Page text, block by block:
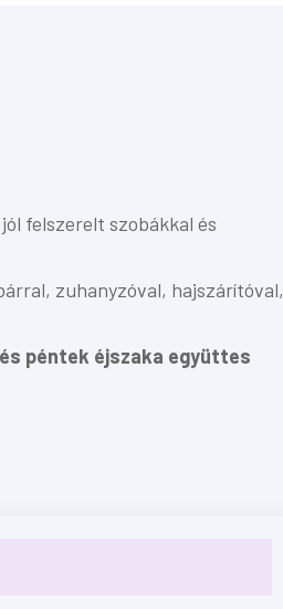
felszerelt szobákkal és
zuhanyzóval, hajszárítóval,
péntek éjszaka együttes